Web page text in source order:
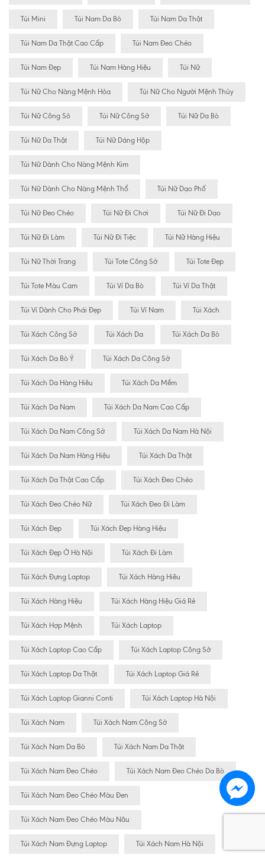
Túi Mini Túi Nam Da Bò Túi Nam Da Thật
Túi Nam Da Thật Cao Cấp Túi Nam Đeo Chéo
Túi Nam Đẹp Túi Nam Hàng Hiệu Túi Nữ
Túi Nữ Cho Nàng Mệnh Hỏa Túi Nữ Cho Người Mệnh Thủy
Túi Nữ Công Sỏ Túi Nữ Công Sở Túi Nữ Da Bò
Túi Nữ Da Thật Túi Nữ Dáng Hộp
Túi Nữ Dành Cho Nàng Mệnh Kim
Túi Nữ Dành Cho Nàng Mệnh Thổ Túi Nữ Dạo Phố
Túi Nữ Đeo Chéo Túi Nữ Đi Chơi Túi Nữ Đi Dạo
Túi Nữ Đi Làm Túi Nữ Đi Tiệc Túi Nữ Hàng Hiệu
Túi Nữ Thời Trang Túi Tote Công Sở Túi Tote Đẹp
Túi Tote Màu Cam Túi Ví Da Bò Túi Ví Da Thật
Túi Ví Dành Cho Phái Đẹp Túi Ví Nam Túi Xách
Túi Xách Công Sở Túi Xách Da Túi Xách Da Bò
Túi Xách Da Bò Ý Túi Xách Da Công Sở
Túi Xách Da Hàng Hiêu Túi Xách Da Mềm
Túi Xách Da Nam Túi Xách Da Nam Cao Cấp
Túi Xách Da Nam Công Sở Túi Xách Da Nam Hà Nội
Túi Xách Da Nam Hàng Hiệu Túi Xách Da Thật
Túi Xách Da Thật Cao Cấp Túi Xách Đeo Chéo
Túi Xách Đeo Chéo Nữ Túi Xách Đeo Đi Làm
Túi Xách Đẹp Túi Xách Đẹp Hàng Hiệu
Túi Xách Đẹp Ở Hà Nội Túi Xách Đi Làm
Túi Xách Đựng Laptop Túi Xách Hàng Hiêu
Túi Xách Hàng Hiệu Túi Xách Hàng Hiệu Giá Rẻ
Túi Xách Hợp Mệnh Túi Xách Laptop
Túi Xách Laptop Cao Cấp Túi Xách Laptop Công Sở
Túi Xách Laptop Da Thật Túi Xách Laptop Giá Rẻ
Túi Xách Laptop Gianni Conti Túi Xách Laptop Hà Nội
Túi Xách Nam Túi Xách Nam Công Sở
Túi Xách Nam Da Bò Túi Xách Nam Da Thật
Túi Xách Nam Đeo Chéo Túi Xách Nam Đeo Chéo Da Bò
Túi Xách Nam Đeo Chéo Màu Đen
Túi Xách Nam Đeo Chéo Màu Nâu
Túi Xách Nam Đựng Laptop Túi Xách Nam Hà Nội